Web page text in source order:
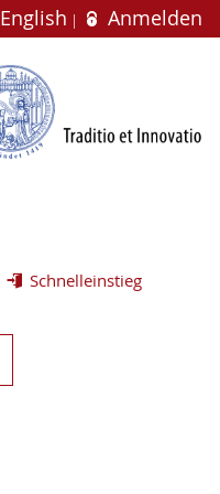
English Anmelden
Schnelleinstieg